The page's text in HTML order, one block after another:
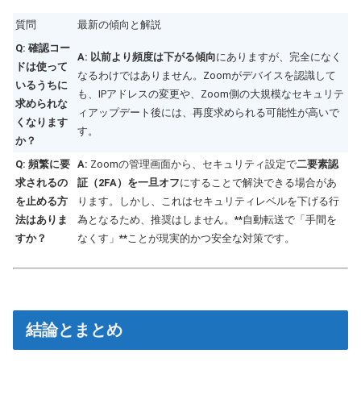
質問
最新の傾向と解説
Q: 確認コー
ドは使って
いるうちに
求められな
くなります
か？
A: 以前より頻度は下がる傾向にありますが、完全になく
なるわけではありません。Zoomがデバイスを認識して
も、IPアドレスの変更や、Zoom側の大規模なセキュリテ
ィアップデート後には、再度求められる可能性が高いで
す。
Q: 頻繁に要
求されるの
を止める方
法はありま
すか？
A: Zoomの管理画面から、セキュリティ設定で二要素認
証（2FA）を一旦オフにすることで解決できる場合があ
ります。しかし、これはセキュリティレベルを下げる行
為となるため、推奨はしません。**自動転送で「手間を
なくす」**ことが現実的かつ安全な対策です。
結論とまとめ